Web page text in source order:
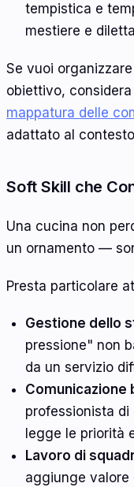
tempistica e
mestiere e
Se vuoi
obiettivo,
mappatura delle
adattato al
Soft Skill che
Una cucina non
un ornamento —
Presta particolare
Gestione dello
pressione" non
da un servizio
Comunicazione
professionista
legge le priorità
Lavoro di
aggiunge valore